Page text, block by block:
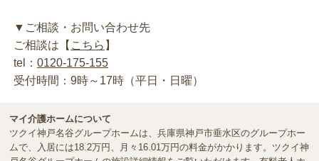
▼ご相談・お問い合わせ先
ご相談は【 こちら 】
tel： 0120-175-155
受付時間：9時～17時（平日・日曜）
マイ介護ホームについて
ツクイ神戸名谷グループホームは、兵庫県神戸市垂水区のグループホー
ムで、入居には18.2万円、月々16.01万円の料金がかかります。ツクイ神